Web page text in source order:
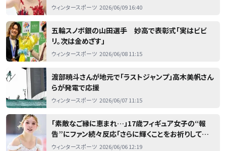
ウィンタースポーツ 2026/06/09 16:40
五輪スノボ銀の山田選手 妙高で表彰式「実はビビ
リ。次は金めざす」
ウィンタースポーツ 2026/06/08 11:15
渡部暁斗さんが地元で「ラストジャンプ」高木美帆さん
らが発電で応援
ウィンタースポーツ 2026/06/07 11:15
「素敵なご縁に恵まれ…」17歳フィギュア女子の“報
告”にファン続々反応「さらに輝くことをお祈りしてま
す」
ウィンタースポーツ 2026/06/06 12:19